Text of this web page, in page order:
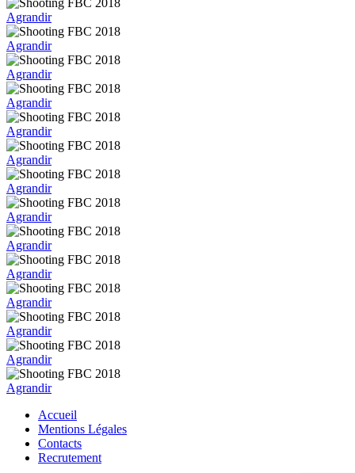
Agrandir
Agrandir
Agrandir
Agrandir
Agrandir
Agrandir
Agrandir
Agrandir
Agrandir
Agrandir
Agrandir
Agrandir
Agrandir
Agrandir
Accueil
Mentions Légales
Contacts
Recrutement